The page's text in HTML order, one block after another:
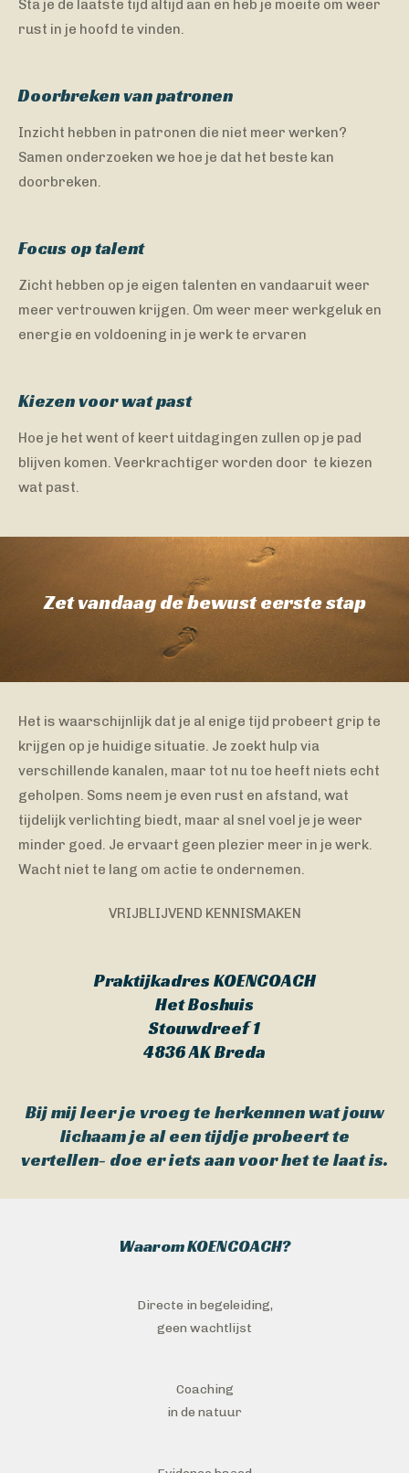
Sta je de laatste tijd altijd aan en heb je moeite om weer
rust in je hoofd te vinden.
Doorbreken van patronen
Inzicht hebben in patronen die niet meer werken?
Samen onderzoeken we hoe je dat het beste kan
doorbreken.
Focus op talent
Zicht hebben op je eigen talenten en vandaaruit weer
meer vertrouwen krijgen. Om weer meer werkgeluk en
energie en voldoening in je werk te ervaren
Kiezen voor wat past
Hoe je het went of keert uitdagingen zullen op je pad
blijven komen. Veerkrachtiger worden door te kiezen
wat past.
Zet vandaag de bewust eerste stap
Het is waarschijnlijk dat je al enige tijd probeert grip te
krijgen op je huidige situatie. Je zoekt hulp via
verschillende kanalen, maar tot nu toe heeft niets echt
geholpen. Soms neem je even rust en afstand, wat
tijdelijk verlichting biedt, maar al snel voel je je weer
minder goed. Je ervaart geen plezier meer in je werk.
Wacht niet te lang om actie te ondernemen.
VRIJBLIJVEND KENNISMAKEN
Praktijkadres KOENCOACH
Het Boshuis
Stouwdreef 1
4836 AK Breda
Bij mij leer je vroeg te herkennen wat jouw
lichaam je al een tijdje probeert te
vertellen- doe er iets aan voor het te laat is.
Waarom KOENCOACH?
Directe in begeleiding,
geen wachtlijst
Coaching
in de natuur